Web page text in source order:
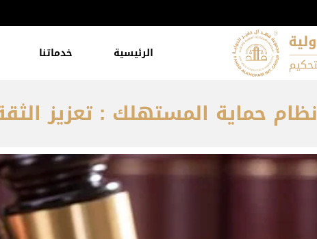
الرئيسية خدماتنا
نظام حماية المستهلك : تعزيز